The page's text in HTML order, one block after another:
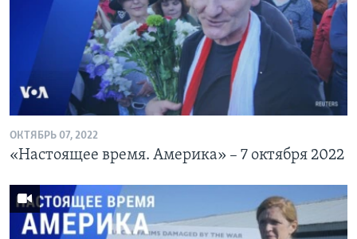
ОКТЯБРЬ 07, 2022
«Настоящее время. Америка» – 7 октября 2022